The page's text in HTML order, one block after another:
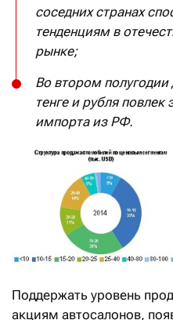
соседних странах
тенденциям в
рынке;
Во втором
тенге и рубля
импорта из РФ.
Поддержать уровень
акциям автосалонов,